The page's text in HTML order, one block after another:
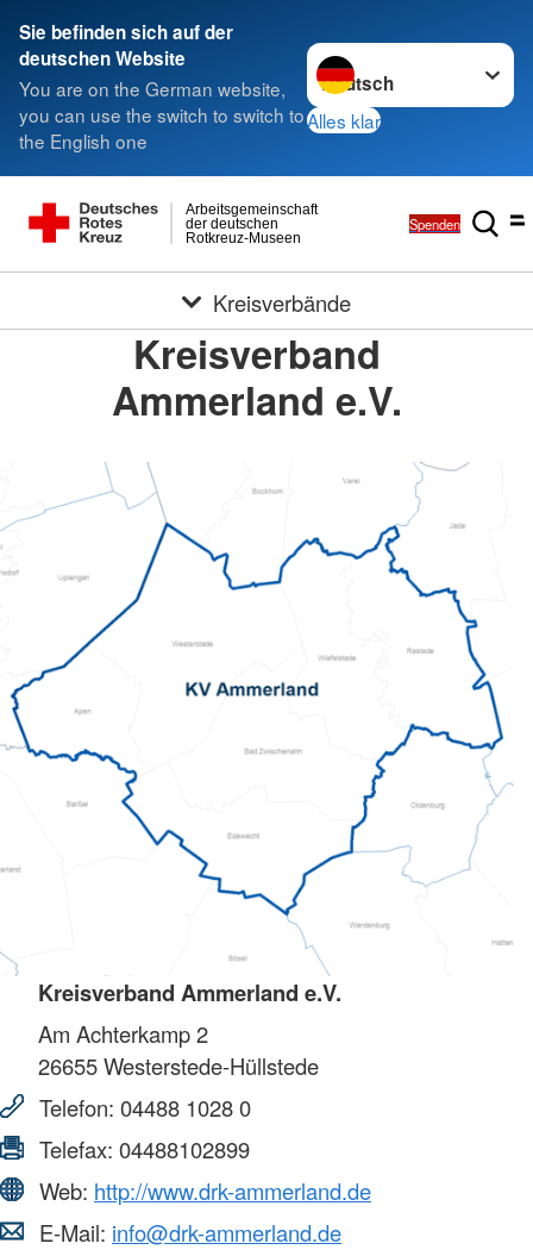
Sie befinden sich auf der
deutschen Website
You are on the German website,
you can use the switch to switch to
the English one
Sprache wechseln zu
Alles klar
Rotkreuz-Museen
der deutschen
Arbeitsgemeinschaft
Spenden
Kreisverbände
Kreisverband
Ammerland e.V.
Kreisverband Ammerland e.V.
Am Achterkamp 2
26655Westerstede-Hüllstede
Telefon: 04488 1028 0
Telefax: 04488102899
Web: http://www.drk-ammerland.de
E-Mail: info@drk-ammerland.de